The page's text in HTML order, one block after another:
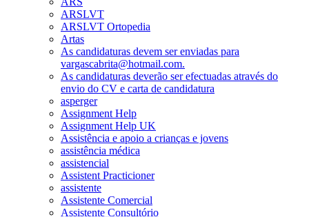
ARSLVT
ARSLVT Ortopedia
Artas
As candidaturas devem ser enviadas para
vargascabrita@hotmail.com.
As candidaturas deverão ser efectuadas através do
envio do CV e carta de candidatura
asperger
Assignment Help
Assignment Help UK
Assistência e apoio a crianças e jovens
assistência médica
assistencial
Assistent Practicioner
assistente
Assistente Comercial
Assistente Consultório